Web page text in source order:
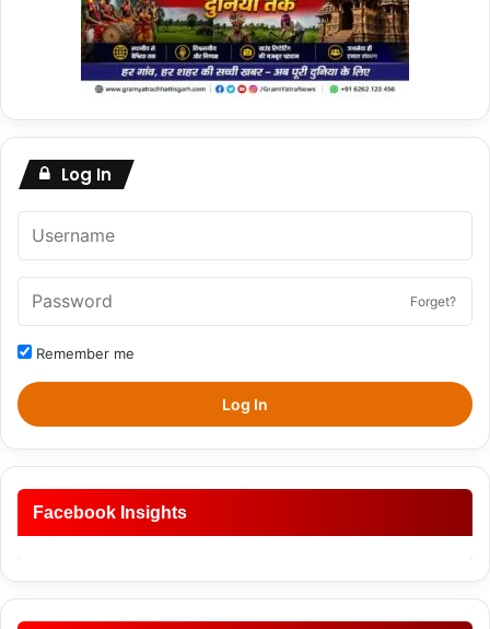
Log In
Forget?
Remember me
Log In
Facebook Insights